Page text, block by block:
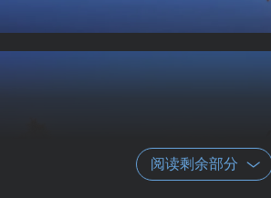
阅读剩余部分